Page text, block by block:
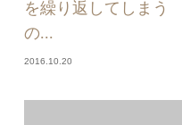
を繰り返してしまう
の...
2016.10.20